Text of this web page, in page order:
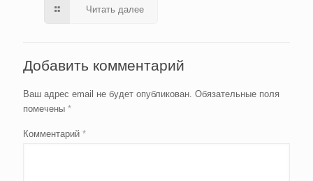
Читать далее
Добавить комментарий
Ваш адрес email не будет опубликован. Обязательные поля
помечены *
Комментарий *